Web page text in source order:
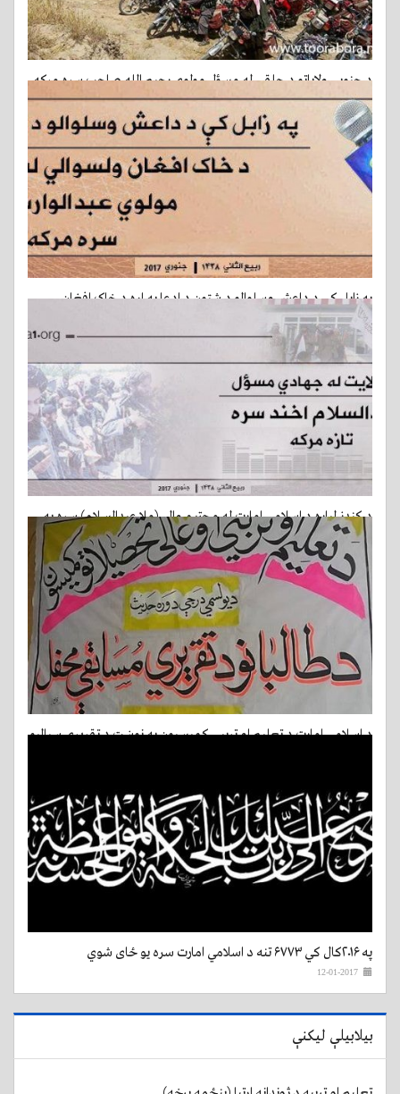
د جنوبي ولایاتو د حلقې له مسؤل مولوي رحیم الله صاحب سره مرکه
31-01-2017
په زابل کې د داعش وسلوالو د شتون د ادعا په اړه د خاک افغان
ولسوالي له نظامي مسول سره لنډه مرکه
26-01-2017
د کندز لپاره د اسلامي امارت له محترم والي (ملا عبدالسلام) سره په
اوسني وضعيت تازه مرکه
24-01-2017
د اسلامي امارت د تعلیم او تربیې کمیسیون په نوښت د تقريري سیالیو
په ۲۰۱۶کال کي ۶۷۷۳ تنه د اسلامي امارت سره یو ځای شوي
12-01-2017
بیلابیلې لیکنې